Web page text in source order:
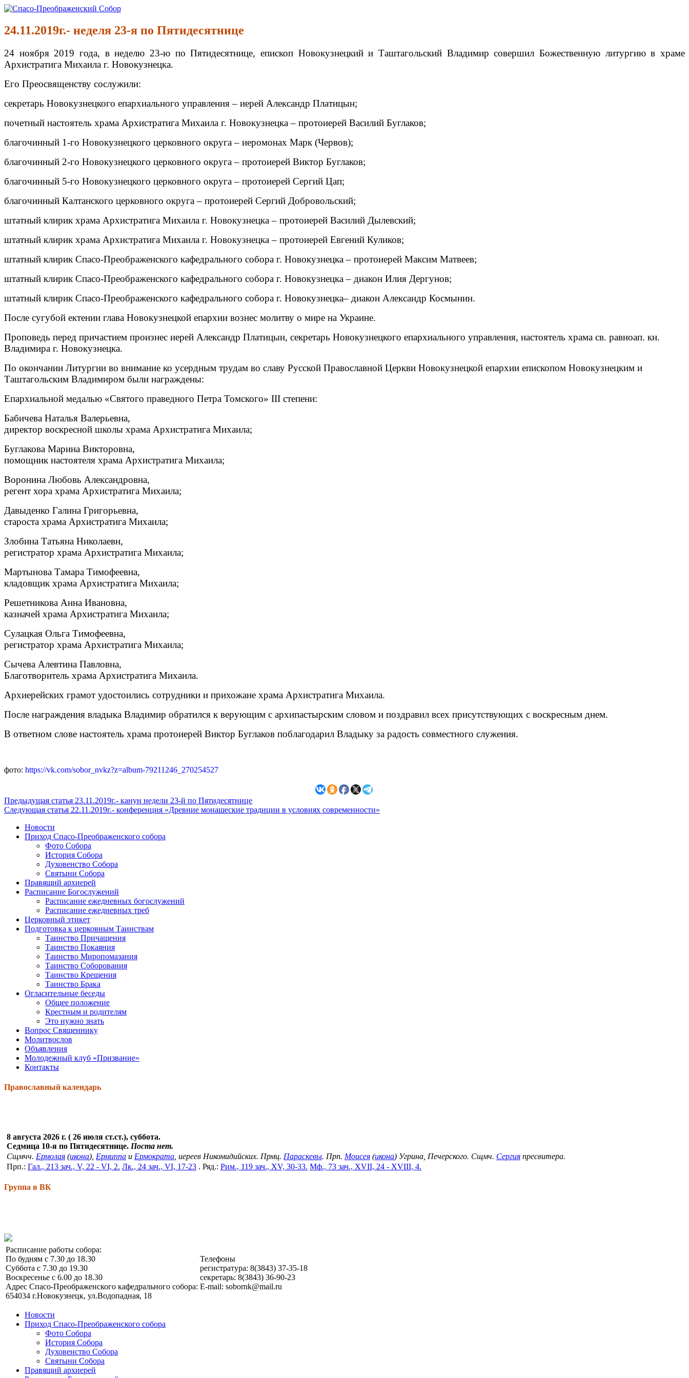
Перейти
содержимому
Спасо-Преображенский Собор
Спасо-Преображенский кафедральный Собор Новокузнецк
24.11.2019г.- неделя 23-я по Пятидесятнице
24 ноября 2019 года, в неделю 23-ю по Пятидесятнице, епископ Новокузнецкий и Таштагольский Владимир совершил Божественную литургию в храме
Архистратига Михаила г. Новокузнецка.
Его Преосвященству сослужили:
секретарь Новокузнецкого епархиального управления – иерей Александр Платицын;
почетный настоятель храма Архистратига Михаила г. Новокузнецка – протоиерей Василий Буглаков;
благочинный 1-го Новокузнецкого церковного округа – иеромонах Марк (Червов);
благочинный 2-го Новокузнецкого церковного округа – протоиерей Виктор Буглаков;
благочинный 5-го Новокузнецкого церковного округа – протоиерей Сергий Цап;
благочинный Калтанского церковного округа – протоиерей Сергий Добровольский;
штатный клирик храма Архистратига Михаила г. Новокузнецка – протоиерей Василий Дылевский;
штатный клирик храма Архистратига Михаила г. Новокузнецка – протоиерей Евгений Куликов;
штатный клирик Спасо-Преображенского кафедрального собора г. Новокузнецка – протоиерей Максим Матвеев;
штатный клирик Спасо-Преображенского кафедрального собора г. Новокузнецка – диакон Илия Дергунов;
штатный клирик Спасо-Преображенского кафедрального собора г. Новокузнецка– диакон Александр Космынин.
После сугубой ектении глава Новокузнецкой епархии вознес молитву о мире на Украине.
Проповедь перед причастием произнес иерей Александр Платицын, секретарь Новокузнецкого епархиального управления, настоятель храма св. равноап. кн.
Владимира г. Новокузнецка.
По окончании Литургии во внимание ко усердным трудам во славу Русской Православной Церкви Новокузнецкой епархии епископом Новокузнецким и
Таштагольским Владимиром были награждены:
Епархиальной медалью «Святого праведного Петра Томского» III степени:
Бабичева Наталья Валерьевна,
директор воскресной школы храма Архистратига Михаила;
Буглакова Марина Викторовна,
помощник настоятеля храма Архистратига Михаила;
Воронина Любовь Александровна,
регент хора храма Архистратига Михаила;
Давыденко Галина Григорьевна,
староста храма Архистратига Михаила;
Злобина Татьяна Николаевн,
регистратор храма Архистратига Михаила;
Мартынова Тамара Тимофеевна,
кладовщик храма Архистратига Михаила;
Решетникова Анна Ивановна,
казначей храма Архистратига Михаила;
Сулацкая Ольга Тимофеевна,
регистратор храма Архистратига Михаила;
Сычева Алевтина Павловна,
Благотворитель храма Архистратига Михаила.
Архиерейских грамот удостоились сотрудники и прихожане храма Архистратига Михаила.
После награждения владыка Владимир обратился к верующим с архипастырским словом и поздравил всех присутствующих с воскресным днем.
В ответном слове настоятель храма протоиерей Виктор Буглаков поблагодарил Владыку за радость совместного служения.
фото: https://vk.com/sobor_nvkz?z=album-79211246_270254527
Продолжить
чтение
Предыдущая статья 23.11.2019г.- канун недели 23-й по Пятидесятнице
Следующая статья 22.11.2019г.- конференция «Древние монашеские традиции в условиях современности»
Новости
Приход Спасо-Преображенского собора
Фото Собора
История Собора
Духовенство Собора
Святыни Собора
Правящий архиерей
Расписание Богослужений
Расписание ежедневных богослужений
Расписание ежедневных треб
Церковный этикет
Подготовка к церковным Таинствам
Таинство Причащения
Таинство Покаяния
Таинство Миропомазания
Таинство Соборования
Таинство Крещения
Таинство Брака
Огласительные беседы
Общее положение
Крестным и родителям
Это нужно знать
Вопрос Священнику
Молитвослов
Объявления
Молодежный клуб «Призвание»
Контакты
Православный календарь
8 августа 2026 г. ( 26 июля ст.ст.), суббота.
Седмица 10-я по Пятидесятнице. Поста нет.
Сщмчч. Ермолая (икона), Ермиппа и Ермократа , иереев Никомидийских. Прмц. Параскевы. Прп. Моисея (икона) Угрина, Печерского. Сщмч. Сергия пресвитера.
Прп.: Гал., 213 зач., V, 22 - VI, 2. Лк., 24 зач., VI, 17-23 . Ряд.: Рим., 119 зач., XV, 30-33. Мф., 73 зач., XVII, 24 - XVIII, 4.
Группа в ВК
Расписание работы собора:
По будням с 7.30 до 18.30
Суббота с 7.30 до 19.30
Воскресенье с 6.00 до 18.30
Адрес Спасо-Преображенского кафедрального собора:
654034 г.Новокузнецк, ул.Водопадная, 18
Телефоны
регистратура: 8(3843) 37-35-18
секретарь: 8(3843) 36-90-23
E-mail: sobornk@mail.ru
Новости
Приход Спасо-Преображенского собора
Фото Собора
История Собора
Духовенство Собора
Святыни Собора
Правящий архиерей